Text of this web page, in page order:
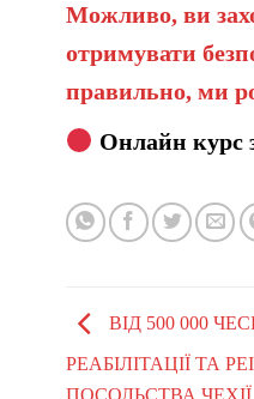
Можливо, ви
отримувати
правильно, ми
Онлайн курс
ВІД 500 000
РЕАБІЛІТАЦІЇ ТА
ПОСОЛЬСТВА ЧЕХІЇ